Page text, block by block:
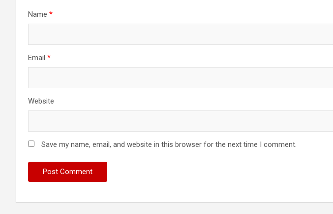
Name *
Email *
Website
Save my name, email, and website in this browser for the next time I comment.